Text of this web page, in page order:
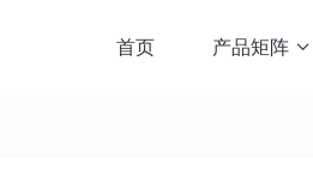
首页 产品矩阵 